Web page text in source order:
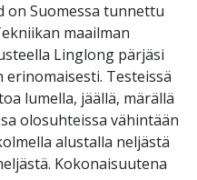
on Suomessa tunnettu
maailman
Linglong pärjäsi
Testeissä
lumella, jäällä, märällä
olosuhteissa vähintään
alustalla neljästä
Kokonaisuutena